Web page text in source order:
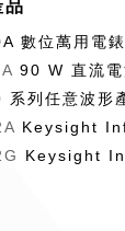
品
數位萬用電
90 W 直流
系列任意波形
Keysight
Keysight